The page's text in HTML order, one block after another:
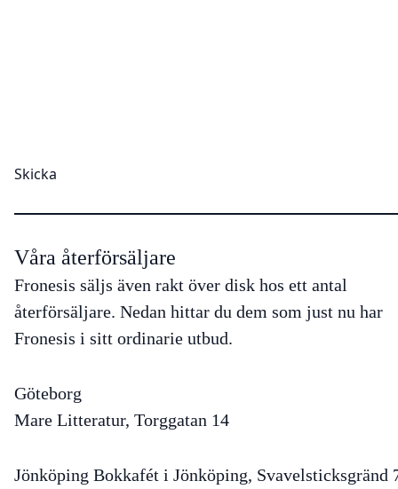
Våra återförsäljare
Fronesis säljs även rakt över disk hos ett antal
återförsäljare. Nedan hittar du dem som just nu har
Fronesis i sitt ordinarie utbud.
Göteborg
Mare Litteratur, Torggatan 14
Jönköping Bokkafét i Jönköping, Svavelsticksgränd